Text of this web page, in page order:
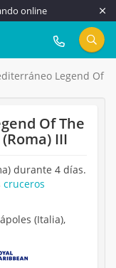
online
917 815 555
Legend Of
Of The
III
durante 4 días.
cruceros
(Italia),